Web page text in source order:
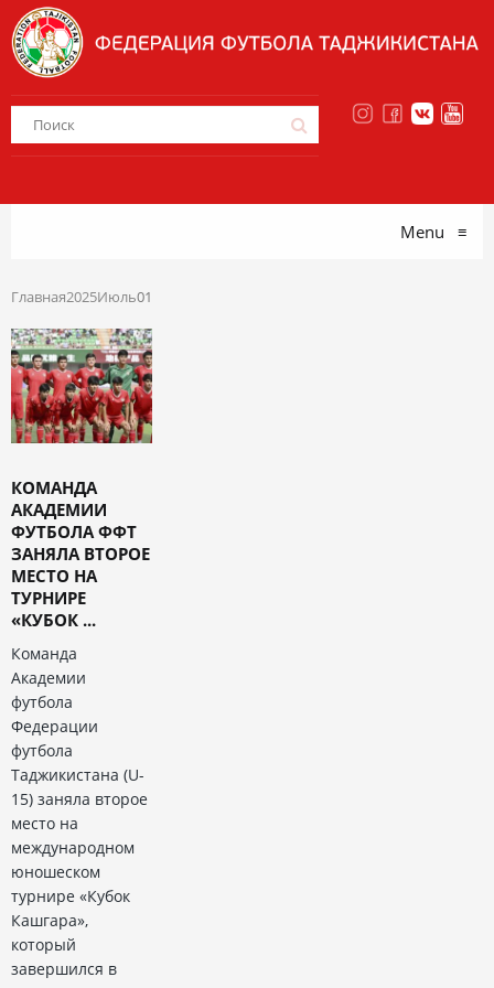
Menu ≡
Главная2025Июль01
КОМАНДА
АКАДЕМИИ
ФУТБОЛА ФФТ
ЗАНЯЛА ВТОРОЕ
МЕСТО НА
ТУРНИРЕ
«КУБОК ...
Команда
Академии
футбола
Федерации
футбола
Таджикистана (U-
15) заняла второе
место на
международном
юношеском
турнире «Кубок
Кашгара»,
который
завершился в